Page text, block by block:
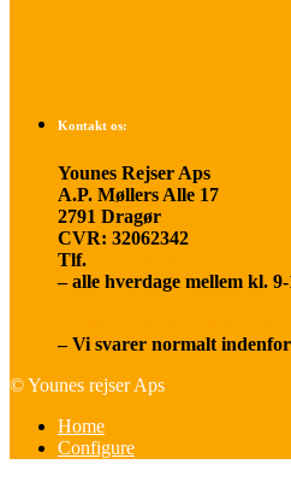
Kontakt os:
Younes Rejser Aps
A.P. Møllers Alle 17
2791 Dragør
CVR: 32062342
Tlf.
– alle hverdage mellem kl.
– Vi svarer normalt
© Younes rejser Aps
Home
Configure